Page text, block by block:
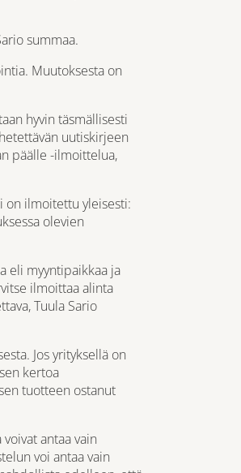
summaa.
Muutoksesta on
hyvin täsmällisesti
uutiskirjeen
päälle -ilmoittelua,
on ilmoitettu yleisesti:
olevien
eli myyntipaikkaa ja
ilmoittaa alinta
Tuula Sario
Jos yrityksellä on
kertoa
tuotteen ostanut
antaa vain
voi antaa vain